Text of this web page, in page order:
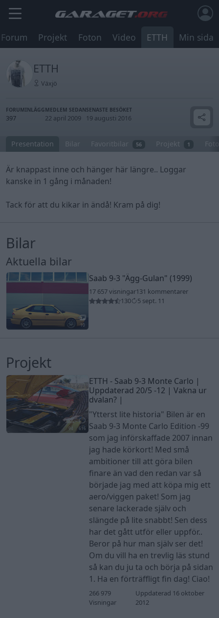
Forum Projekt Foton Video ETTH Min sida
ETTH
Växjö
FORUMINLÄGG
397
MEDLEM SEDAN
22 april 2009
SENASTE BESÖKET
19 augusti 2016
Presentation Bilar Favoritbilar 56 Projekt 1
Är knappast inne och hänger här längre.. Loggar
kanske in 1 gång i månaden!
Tack för att du kikar in ändå! Kram på dig!
Bilar
Aktuella bilar
10
Saab 9-3 "Ägg-Gulan" (1999)
17 657 visningar131 kommentarer
130
5 sept. 11
Projekt
94 616
ETTH - Saab 9-3 Monte Carlo |
Uppdaterad 20/5 -12 | Vakna ur
dvalan? |
"Ytterst lite historia" Bilen är en
Saab 9-3 Monte Carlo Edition -99
som jag införskaffade 2007 innan
jag hade körkort! Med små
ambitioner till att göra bilen
finare än vad den redan var så
började jag med att köpa mig ett
aero/viggen paket! Som jag
senare lackerade själv och
slängde på lite snabbt! Sen dess
har det gått utför eller uppför..
Beror på hur man själv ser det!
Om du vill ha en trevlig läs stund
så kan du ju ta och börja på sidan
1. Ha en förträffligt fin dag! Ciao!
266 979
Visningar
Uppdaterad 16 oktober
2012